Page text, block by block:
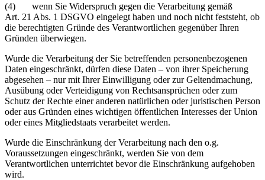
(4) wenn Sie Widerspruch gegen die Verarbeitung gemäß
Art. 21 Abs. 1 DSGVO eingelegt haben und noch nicht feststeht, ob
die berechtigten Gründe des Verantwortlichen gegenüber Ihren
Gründen überwiegen.
Wurde die Verarbeitung der Sie betreffenden personenbezogenen
Daten eingeschränkt, dürfen diese Daten – von ihrer Speicherung
abgesehen – nur mit Ihrer Einwilligung oder zur Geltendmachung,
Ausübung oder Verteidigung von Rechtsansprüchen oder zum
Schutz der Rechte einer anderen natürlichen oder juristischen Person
oder aus Gründen eines wichtigen öffentlichen Interesses der Union
oder eines Mitgliedstaats verarbeitet werden.
Wurde die Einschränkung der Verarbeitung nach den o.g.
Voraussetzungen eingeschränkt, werden Sie von dem
Verantwortlichen unterrichtet bevor die Einschränkung aufgehoben
wird.